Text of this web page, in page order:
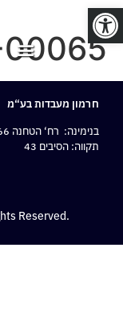
פתח סרגל נגישות
00065
חרמון מעבדות בע“מ
בנימינה: רח‘ הטחנה 66 ת.ד 23 מיקוד 3055001,
תקווה: הסיבים 43
Reserved.